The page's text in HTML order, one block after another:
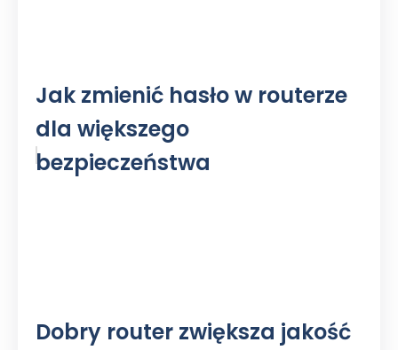
Jak zmienić hasło w routerze
dla większego
bezpieczeństwa
Dobry router zwiększa jakość